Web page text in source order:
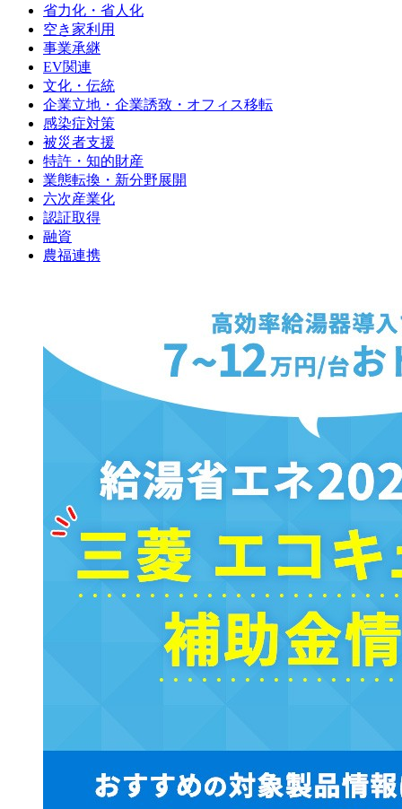
省力化・省人化
空き家利用
事業承継
EV関連
文化・伝統
企業立地・企業誘致・オフィス移転
感染症対策
被災者支援
特許・知的財産
業態転換・新分野展開
六次産業化
認証取得
融資
農福連携